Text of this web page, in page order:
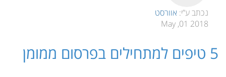
נכתב ע”י: אוורסט
2018 01, May
5 טיפים למתחילים בפרסום ממומן